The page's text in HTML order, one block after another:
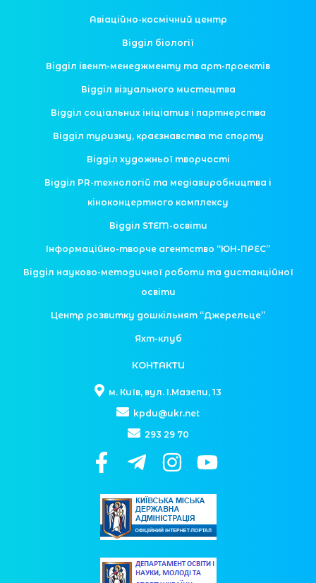
Авіаційно-космічний центр
Відділ біології
Відділ івент-менеджменту та арт-проектів
Відділ візуального мистецтва
Відділ соціальних ініціатив і партнерства
Відділ туризму, краєзнавства та спорту
Відділ художньої творчості
Відділ PR-технологій та медіавиробництва і
кіноконцертного комплексу
Відділ STEM-освіти
Інформаційно-творче агентство “ЮН-ПРЕС”
Відділ науково-методичної роботи та дистанційної
освіти
Центр розвитку дошкільнят “Джерельце”
Яхт-клуб
КОНТАКТИ
м. Київ, вул. І.Мазепи, 13
kpdu@ukr.net
293 29 70